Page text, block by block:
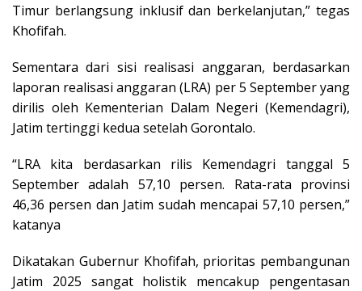
Timur berlangsung inklusif dan berkelanjutan,” tegas
Khofifah.
Sementara dari sisi realisasi anggaran, berdasarkan
laporan realisasi anggaran (LRA) per 5 September yang
dirilis oleh Kementerian Dalam Negeri (Kemendagri),
Jatim tertinggi kedua setelah Gorontalo.
“LRA kita berdasarkan rilis Kemendagri tanggal 5
September adalah 57,10 persen. Rata-rata provinsi
46,36 persen dan Jatim sudah mencapai 57,10 persen,”
katanya
Dikatakan Gubernur Khofifah, prioritas pembangunan
Jatim 2025 sangat holistik mencakup pengentasan